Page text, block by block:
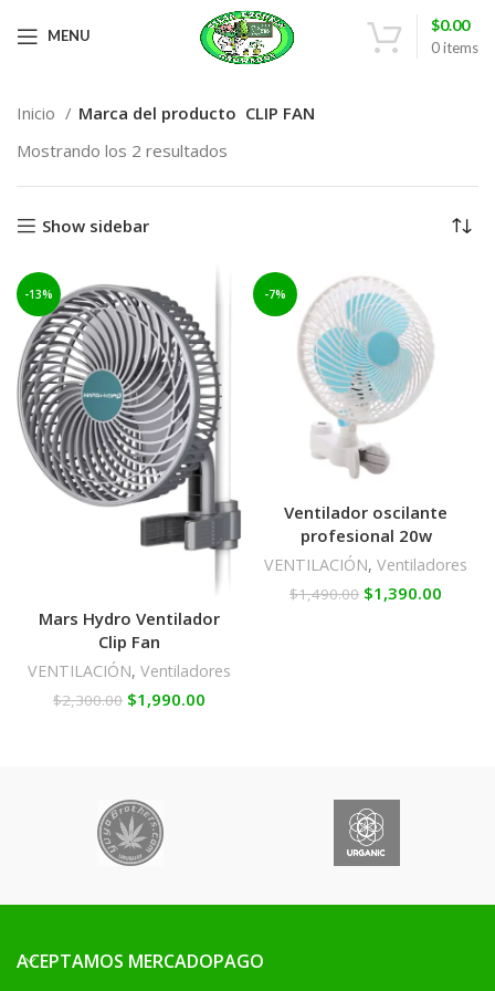
MENU
0items
$0.00
Inicio Marca del producto CLIP FAN
Mostrando los 2 resultados
Show sidebar
-13%
Mars Hydro Ventilador
Clip Fan
VENTILACIÓN, Ventiladores
$2,300.00 $1,990.00
-7%
Ventilador oscilante
profesional 20w
VENTILACIÓN, Ventiladores
$1,490.00 $1,390.00
ACEPTAMOS MERCADOPAGO